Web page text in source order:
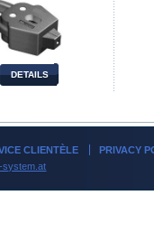
DETAILS
CLIENTÈLE
PRIVACY
system.at